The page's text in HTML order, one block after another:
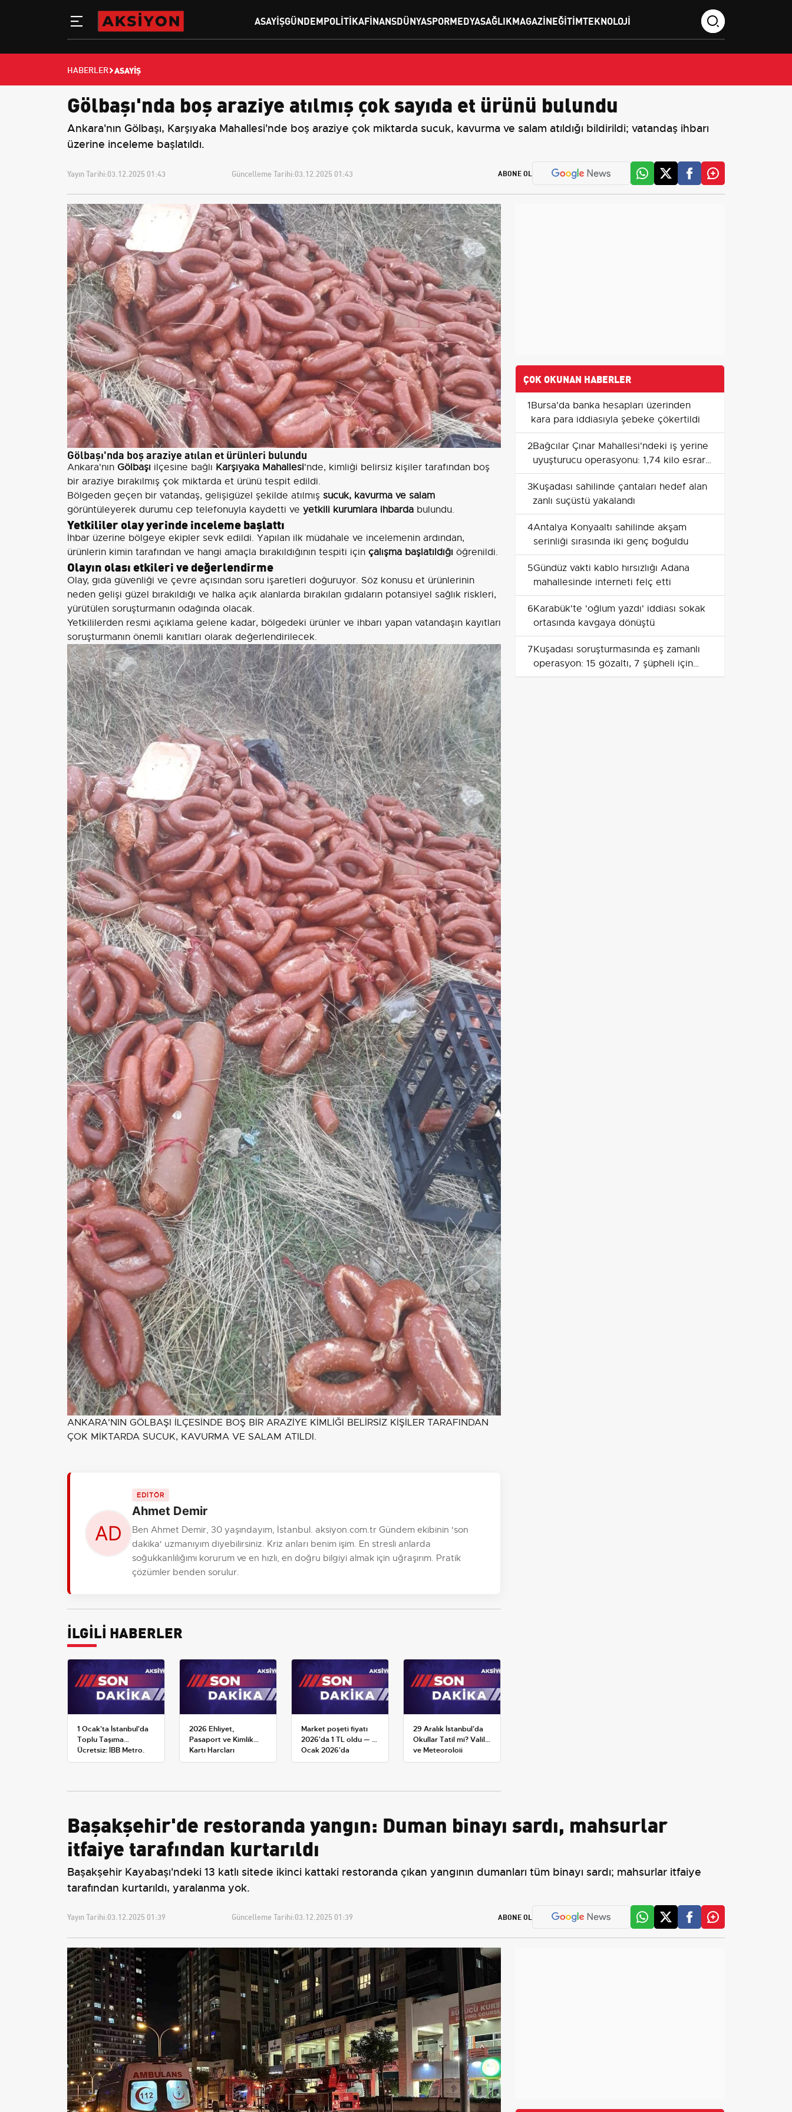
ASAYIŞGÜNDEMPOLITIKAFINANSDÜNYASPORMEDYASAĞLIKMAGAZINEĞITIMTEKNOLOJI
HABERLER ASAYIŞ
Gölbaşı'nda boş araziye atılmış çok sayıda et ürünü bulundu
Ankara'nın Gölbaşı, Karşıyaka Mahallesi'nde boş araziye çok miktarda sucuk, kavurma ve salam atıldığı bildirildi; vatandaş ihbarı
üzerine inceleme başlatıldı.
Yayın Tarihi:03.12.2025 01:43 Güncelleme Tarihi:03.12.2025 01:43 ABONE OL
Gölbaşı'nda boş araziye atılan et ürünleri bulundu
Ankara'nın Gölbaşı ilçesine bağlı Karşıyaka Mahallesi'nde, kimliği belirsiz kişiler tarafından boş
bir araziye bırakılmış çok miktarda et ürünü tespit edildi.
Bölgeden geçen bir vatandaş, gelişigüzel şekilde atılmış sucuk, kavurma ve salam
görüntüleyerek durumu cep telefonuyla kaydetti ve yetkili kurumlara ihbarda bulundu.
Yetkililer olay yerinde inceleme başlattı
İhbar üzerine bölgeye ekipler sevk edildi. Yapılan ilk müdahale ve incelemenin ardından,
ürünlerin kimin tarafından ve hangi amaçla bırakıldığının tespiti için çalışma başlatıldığı öğrenildi.
Olayın olası etkileri ve değerlendirme
Olay, gıda güvenliği ve çevre açısından soru işaretleri doğuruyor. Söz konusu et ürünlerinin
neden gelişi güzel bırakıldığı ve halka açık alanlarda bırakılan gıdaların potansiyel sağlık riskleri,
yürütülen soruşturmanın odağında olacak.
Yetkililerden resmi açıklama gelene kadar, bölgedeki ürünler ve ihbarı yapan vatandaşın kayıtları
soruşturmanın önemli kanıtları olarak değerlendirilecek.
ANKARA'NIN GÖLBAŞI İLÇESİNDE BOŞ BİR ARAZİYE KİMLİĞİ BELİRSİZ KİŞİLER TARAFINDAN
ÇOK MİKTARDA SUCUK, KAVURMA VE SALAM ATILDI.
EDİTÖR
Ahmet Demir
Ben Ahmet Demir, 30 yaşındayım, İstanbul. aksiyon.com.tr Gündem ekibinin 'son
dakika' uzmanıyım diyebilirsiniz. Kriz anları benim işim. En stresli anlarda
soğukkanlılığımı korurum ve en hızlı, en doğru bilgiyi almak için uğraşırım. Pratik
çözümler benden sorulur.
İLGİLİ HABERLER
1 Ocak'ta İstanbul'da
Toplu Taşıma
Ücretsiz: İBB Metro,
Metrobüs ve Otobüs
2026 Ehliyet,
Pasaport ve Kimlik
Kartı Harçları
Resmileşti: Yeni
Market poşeti fiyatı
2026'da 1 TL oldu — 1
Ocak 2026'da
yürürlüğe giren tarife
29 Aralık İstanbul'da
Okullar Tatil mi? Valilik
ve Meteoroloji
Açıklamaları
ÇOK OKUNAN HABERLER
1Bursa'da banka hesapları üzerinden
kara para iddiasıyla şebeke çökertildi
2Bağcılar Çınar Mahallesi'ndeki iş yerine
uyuşturucu operasyonu: 1,74 kilo esrar
bulundu
3Kuşadası sahilinde çantaları hedef alan
zanlı suçüstü yakalandı
4Antalya Konyaaltı sahilinde akşam
serinliği sırasında iki genç boğuldu
5Gündüz vakti kablo hırsızlığı Adana
mahallesinde interneti felç etti
6Karabük'te 'oğlum yazdı' iddiası sokak
ortasında kavgaya dönüştü
7Kuşadası soruşturmasında eş zamanlı
operasyon: 15 gözaltı, 7 şüpheli için
yakalama kararı
Başakşehir'de restoranda yangın: Duman binayı sardı, mahsurlar
itfaiye tarafından kurtarıldı
Başakşehir Kayabaşı'ndeki 13 katlı sitede ikinci kattaki restoranda çıkan yangının dumanları tüm binayı sardı; mahsurlar itfaiye
tarafından kurtarıldı, yaralanma yok.
Yayın Tarihi:03.12.2025 01:39 Güncelleme Tarihi:03.12.2025 01:39 ABONE OL